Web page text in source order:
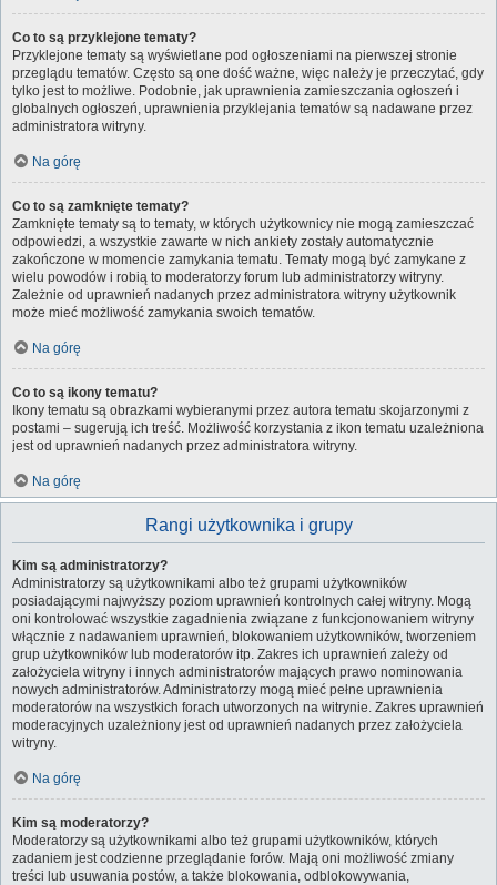
Co to są przyklejone tematy?
Przyklejone tematy są wyświetlane pod ogłoszeniami na pierwszej stronie
przeglądu tematów. Często są one dość ważne, więc należy je przeczytać, gdy
tylko jest to możliwe. Podobnie, jak uprawnienia zamieszczania ogłoszeń i
globalnych ogłoszeń, uprawnienia przyklejania tematów są nadawane przez
administratora witryny.
Na górę
Co to są zamknięte tematy?
Zamknięte tematy są to tematy, w których użytkownicy nie mogą zamieszczać
odpowiedzi, a wszystkie zawarte w nich ankiety zostały automatycznie
zakończone w momencie zamykania tematu. Tematy mogą być zamykane z
wielu powodów i robią to moderatorzy forum lub administratorzy witryny.
Zależnie od uprawnień nadanych przez administratora witryny użytkownik
może mieć możliwość zamykania swoich tematów.
Na górę
Co to są ikony tematu?
Ikony tematu są obrazkami wybieranymi przez autora tematu skojarzonymi z
postami – sugerują ich treść. Możliwość korzystania z ikon tematu uzależniona
jest od uprawnień nadanych przez administratora witryny.
Na górę
Rangi użytkownika i grupy
Kim są administratorzy?
Administratorzy są użytkownikami albo też grupami użytkowników
posiadającymi najwyższy poziom uprawnień kontrolnych całej witryny. Mogą
oni kontrolować wszystkie zagadnienia związane z funkcjonowaniem witryny
włącznie z nadawaniem uprawnień, blokowaniem użytkowników, tworzeniem
grup użytkowników lub moderatorów itp. Zakres ich uprawnień zależy od
założyciela witryny i innych administratorów mających prawo nominowania
nowych administratorów. Administratorzy mogą mieć pełne uprawnienia
moderatorów na wszystkich forach utworzonych na witrynie. Zakres uprawnień
moderacyjnych uzależniony jest od uprawnień nadanych przez założyciela
witryny.
Na górę
Kim są moderatorzy?
Moderatorzy są użytkownikami albo też grupami użytkowników, których
zadaniem jest codzienne przeglądanie forów. Mają oni możliwość zmiany
treści lub usuwania postów, a także blokowania, odblokowywania,